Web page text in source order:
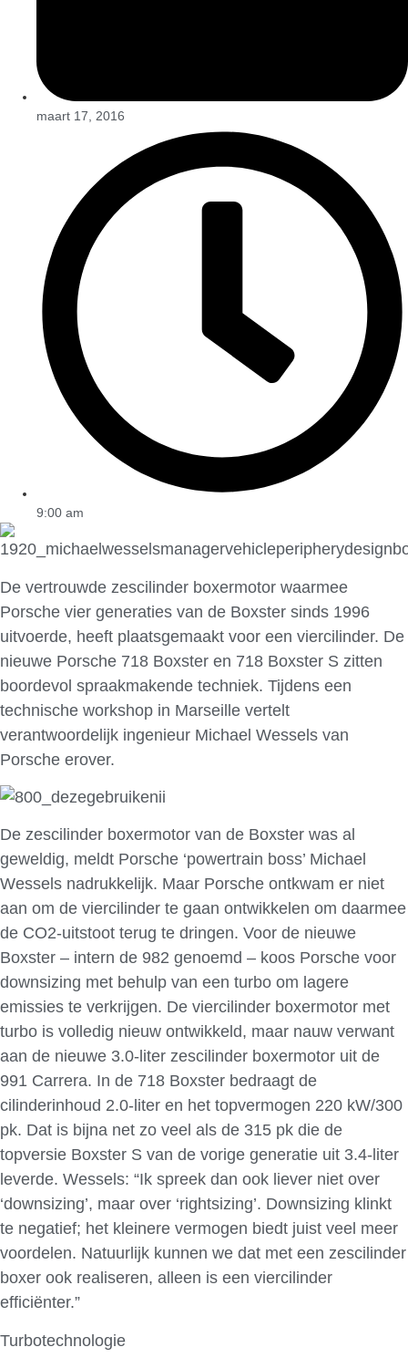
maart 17, 2016
9:00 am
De vertrouwde zescilinder boxermotor waarmee
Porsche vier generaties van de Boxster sinds 1996
uitvoerde, heeft plaatsgemaakt voor een viercilinder. De
nieuwe Porsche 718 Boxster en 718 Boxster S zitten
boordevol spraakmakende techniek. Tijdens een
technische workshop in Marseille vertelt
verantwoordelijk ingenieur Michael Wessels van
Porsche erover.
De zescilinder boxermotor van de Boxster was al
geweldig, meldt Porsche ‘powertrain boss’ Michael
Wessels nadrukkelijk. Maar Porsche ontkwam er niet
aan om de viercilinder te gaan ontwikkelen om daarmee
de CO2-uitstoot terug te dringen. Voor de nieuwe
Boxster – intern de 982 genoemd – koos Porsche voor
downsizing met behulp van een turbo om lagere
emissies te verkrijgen. De viercilinder boxermotor met
turbo is volledig nieuw ontwikkeld, maar nauw verwant
aan de nieuwe 3.0-liter zescilinder boxermotor uit de
991 Carrera. In de 718 Boxster bedraagt de
cilinderinhoud 2.0-liter en het topvermogen 220 kW/300
pk. Dat is bijna net zo veel als de 315 pk die de
topversie Boxster S van de vorige generatie uit 3.4-liter
leverde. Wessels: “Ik spreek dan ook liever niet over
‘downsizing’, maar over ‘rightsizing’. Downsizing klinkt
te negatief; het kleinere vermogen biedt juist veel meer
voordelen. Natuurlijk kunnen we dat met een zescilinder
boxer ook realiseren, alleen is een viercilinder
efficiënter.”
Turbotechnologie